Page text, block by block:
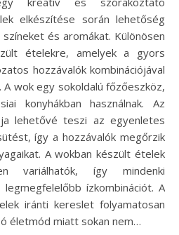
elkészítése során lehetőség
és aromákat. Különösen
ételekre, amelyek a gyors
hozzávalók kombinációjával
A wok egy sokoldalú főzőeszköz,
konyhákban használnak. Az
lehetővé teszi az egyenletes
így a hozzávalók megőrzik
A wokban készült ételek
variálhatók, így mindenki
ízkombinációt. A
iránti kereslet folyamatosan
életmód miatt sokan nem…